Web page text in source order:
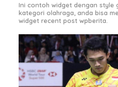
Ini contoh widget dengan style
kategori olahraga, anda bisa
widget recent post wpberita.